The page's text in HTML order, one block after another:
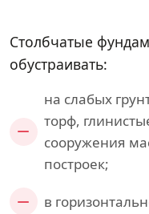
Столбчатые
обустраивать:
на слабых
торф,
сооружения
построек;
в